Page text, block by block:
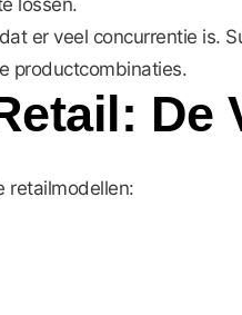
lossen.
er veel concurrentie is.
productcombinaties.
De
retailmodellen: